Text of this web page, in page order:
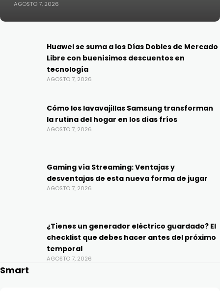
AGOSTO 7, 2026
Huawei se suma a los Días Dobles de Mercado
Libre con buenísimos descuentos en
tecnología
AGOSTO 7, 2026
Cómo los lavavajillas Samsung transforman
la rutina del hogar en los días fríos
AGOSTO 7, 2026
Gaming vía Streaming: Ventajas y
desventajas de esta nueva forma de jugar
AGOSTO 7, 2026
¿Tienes un generador eléctrico guardado? El
checklist que debes hacer antes del próximo
temporal
AGOSTO 7, 2026
Smart